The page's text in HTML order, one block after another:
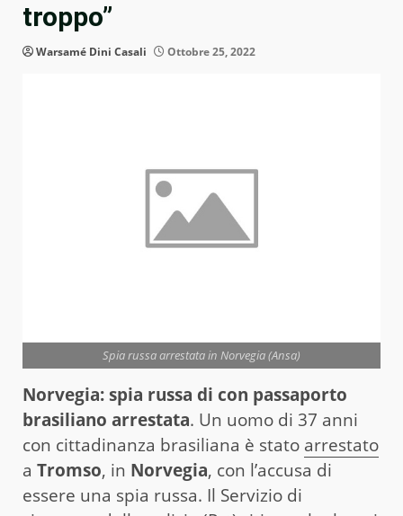
troppo”
Warsamé Dini Casali Ottobre 25, 2022
Spia russa arrestata in Norvegia (Ansa)
Norvegia: spia russa di con passaporto
brasiliano arrestata. Un uomo di 37 anni
con cittadinanza brasiliana è stato arrestato
a Tromso, in Norvegia, con l’accusa di
essere una spia russa. Il Servizio di